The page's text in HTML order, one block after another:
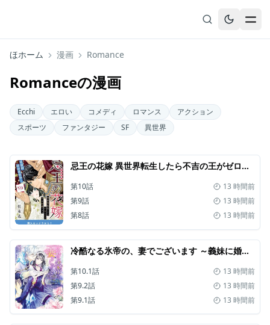
ブックマーク
履歴
ほホーム 漫画 Romance
Romanceの漫画
Ecchi エロい コメディ ロマンス
アクション
スポーツ
ファンタジー SF 異世界
忌王の花嫁 異世界転生したら不吉の王がゼロ距離すぎる
第10話
13 時間前
第9話
13 時間前
第8話
13 時間前
冷酷なる氷帝の、妻でございます ～義妹に婚約者を押し付けられたけど、意外と可愛い彼に溺愛され幸せに暮らしてる～
第10.1話
13 時間前
第9.2話
13 時間前
第9.1話
13 時間前